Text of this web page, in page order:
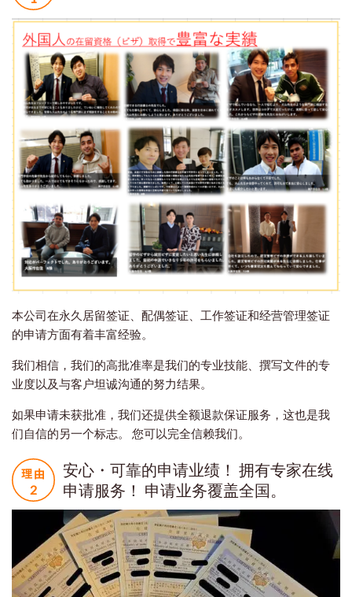
本公司在永久居留签证、配偶签证、工作签证和经营管理签证
的申请方面有着丰富经验。
我们相信，我们的高批准率是我们的专业技能、撰写文件的专
业度以及与客户坦诚沟通的努力结果。
如果申请未获批准，我们还提供全额退款保证服务，这也是我
们自信的另一个标志。 您可以完全信赖我们。
安心・可靠的申请业绩！ 拥有专家在线
申请服务！ 申请业务覆盖全国。